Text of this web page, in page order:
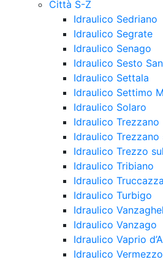
Città S-Z
Idraulico Sedriano
Idraulico Segrate
Idraulico Senago
Idraulico Sesto
Idraulico Settala
Idraulico Settimo
Idraulico Solaro
Idraulico Trezzano
Idraulico Trezzano
Idraulico Trezzo
Idraulico Tribiano
Idraulico
Idraulico Turbigo
Idraulico
Idraulico Vanzago
Idraulico Vaprio
Idraulico Vermezzo